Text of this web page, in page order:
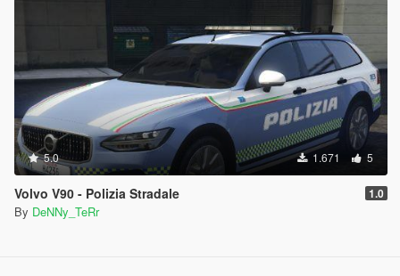
5.0 1.671 5
Volvo V90 - Polizia Stradale 1.0
By DeNNy_TeRr